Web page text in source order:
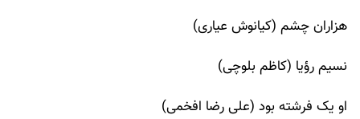
هزاران چشم (کیانوش عیاری)
نسیم رؤیا (کاظم بلوچی)
او یک فرشته بود (علی رضا افخمی)